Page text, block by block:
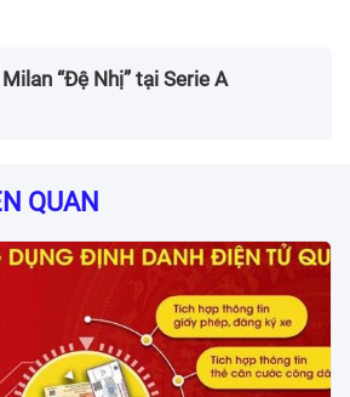
“Đệ Nhị” tại Serie A
QUAN